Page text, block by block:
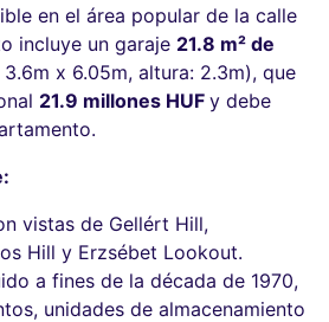
en el área popular de la calle
incluye un garaje 21.8 m² de
3.6m x 6.05m, altura: 2.3m), que
21.9 millones HUF y debe
vistas de Gellért Hill,
Hill y Erzsébet Lookout.
a fines de la década de 1970,
unidades de almacenamiento